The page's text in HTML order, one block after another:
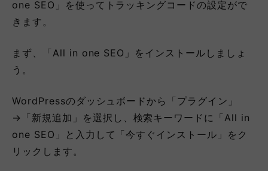
one SEO」を使ってトラッキングコードの設定がで
きます。
まず、「All in one SEO」をインストールしましょ
う。
WordPressのダッシュボードから「プラグイン」
→「新規追加」を選択し、検索キーワードに「All in
one SEO」と入力して「今すぐインストール」をク
リックします。